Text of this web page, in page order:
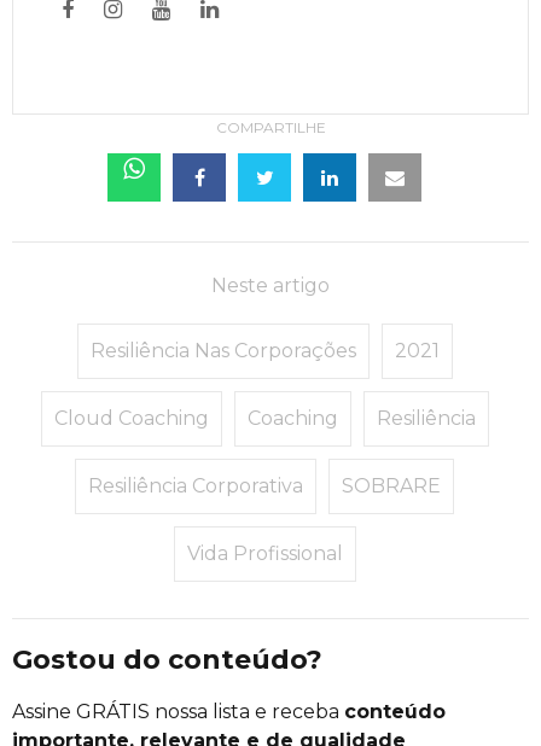
COMPARTILHE
Neste artigo
Resiliência Nas Corporações 2021
Cloud Coaching Coaching Resiliência
Resiliência Corporativa SOBRARE
Vida Profissional
Gostou do conteúdo?
Assine GRÁTIS nossa lista e receba conteúdo
importante, relevante e de qualidade